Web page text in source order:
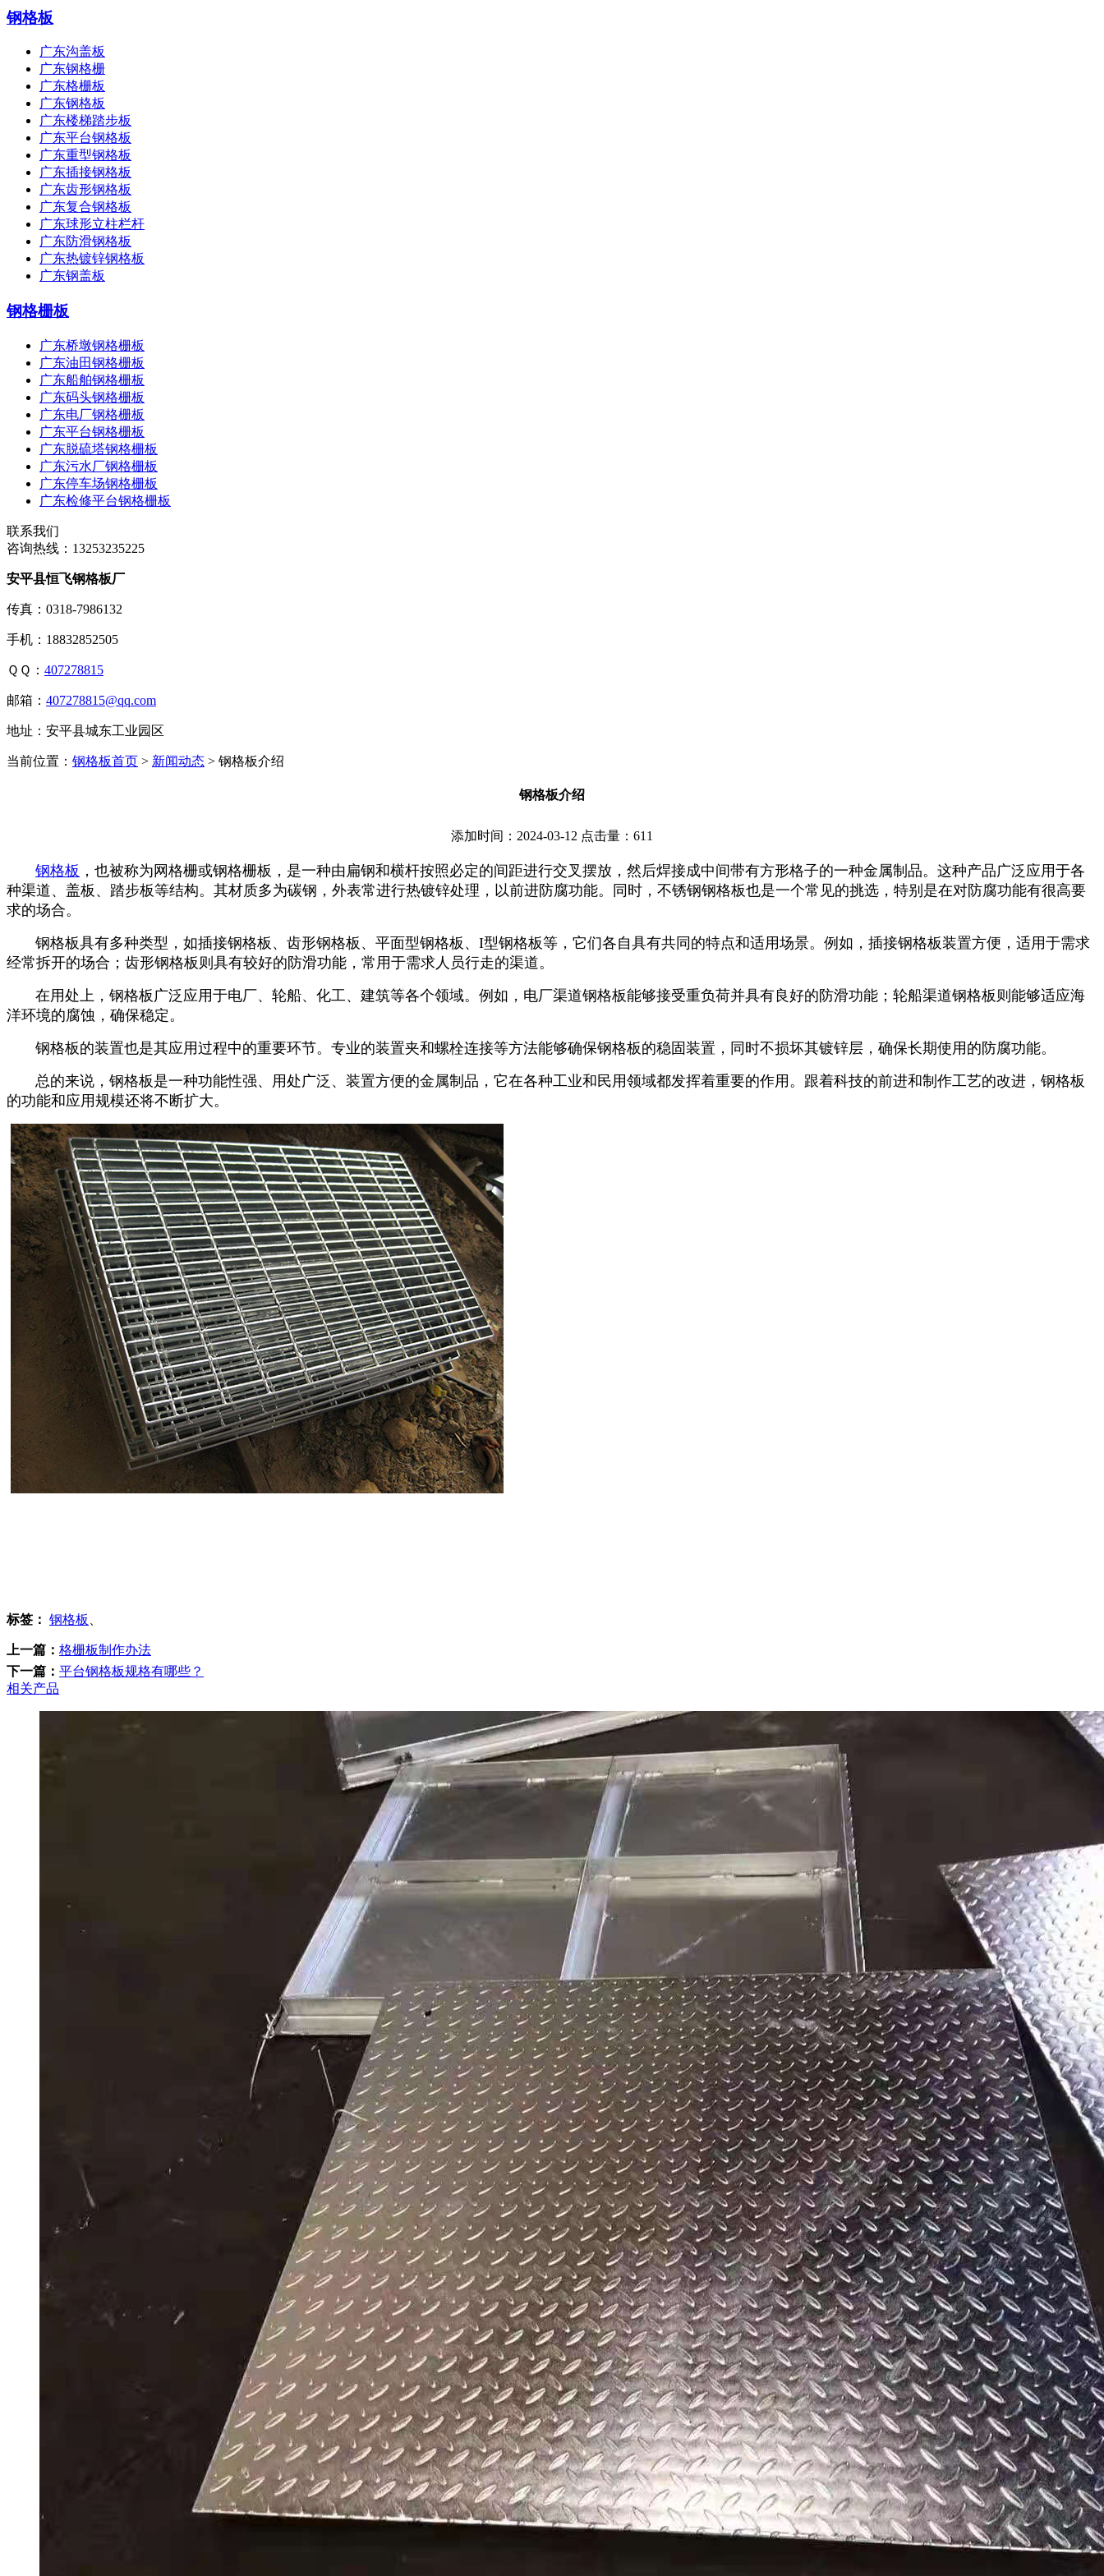
钢格板
广东沟盖板
广东钢格栅
广东格栅板
广东钢格板
广东楼梯踏步板
广东平台钢格板
广东重型钢格板
广东插接钢格板
广东齿形钢格板
广东复合钢格板
广东球形立柱栏杆
广东防滑钢格板
广东热镀锌钢格板
广东钢盖板
钢格栅板
广东桥墩钢格栅板
广东油田钢格栅板
广东船舶钢格栅板
广东码头钢格栅板
广东电厂钢格栅板
广东平台钢格栅板
广东脱硫塔钢格栅板
广东污水厂钢格栅板
广东停车场钢格栅板
广东检修平台钢格栅板
联系我们
咨询热线： 13253235225
安平县恒飞钢格板厂
传真：0318-7986132
手机：18832852505
ＱＱ： 407278815
邮箱： 407278815@qq.com
地址：安平县城东工业园区
当前位置： 钢格板首页 > 新闻动态 > 钢格板介绍
钢格板介绍
添加时间：2024-03-12 点击量： 611
钢格板 ，也被称为网格栅或钢格栅板，是一种由扁钢和横杆按照必定的间距进行交叉摆放，然后焊接成中间带有方形格子的一种金属制品。这种产品广泛应用于各
种渠道、盖板、踏步板等结构。其材质多为碳钢，外表常进行热镀锌处理，以前进防腐功能。同时，不锈钢钢格板也是一个常见的挑选，特别是在对防腐功能有很高要
求的场合。
钢格板具有多种类型，如插接钢格板、齿形钢格板、平面型钢格板、I型钢格板等，它们各自具有共同的特点和适用场景。例如，插接钢格板装置方便，适用于需求
经常拆开的场合；齿形钢格板则具有较好的防滑功能，常用于需求人员行走的渠道。
在用处上，钢格板广泛应用于电厂、轮船、化工、建筑等各个领域。例如，电厂渠道钢格板能够接受重负荷并具有良好的防滑功能；轮船渠道钢格板则能够适应海
洋环境的腐蚀，确保稳定。
钢格板的装置也是其应用过程中的重要环节。专业的装置夹和螺栓连接等方法能够确保钢格板的稳固装置，同时不损坏其镀锌层，确保长期使用的防腐功能。
总的来说，钢格板是一种功能性强、用处广泛、装置方便的金属制品，它在各种工业和民用领域都发挥着重要的作用。跟着科技的前进和制作工艺的改进，钢格板
的功能和应用规模还将不断扩大。
标签： 钢格板 、
上一篇： 格栅板制作办法
下一篇： 平台钢格板规格有哪些？
相关产品